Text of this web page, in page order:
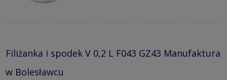
Filiżanka i spodek V 0,2 L F043 GZ43 Manufaktura
w Bolesławcu